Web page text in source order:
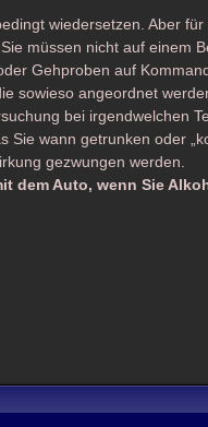
wiedersetzen. Aber
müssen nicht auf einem
Gehproben auf
sowieso angeordnet
bei irgendwelchen
Sie wann getrunken oder
gezwungen werden.
dem Auto, wenn Sie